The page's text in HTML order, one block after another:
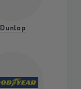
Dunlop